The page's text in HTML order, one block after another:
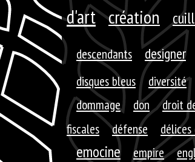
d'art création
descendants designer
disques bleus diversité
dommage don droit
fiscales
défense
emocine empire